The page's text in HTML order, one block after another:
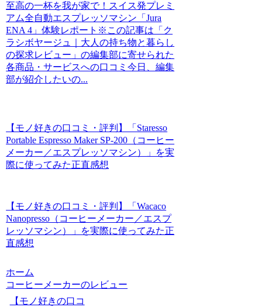
至高の一杯を我が家で！スイス発プレミ
アム全自動エスプレッソマシン「Jura
ENA 4」体験レポート※この記事は「ク
ラシボヤージュ｜大人の持ち物と暮らし
の探求レビュー」の編集部に寄せられた
各商品・サービスへの口コミ今日、編集
部が紹介したいの...
【モノ好きの口コミ・評判】「Staresso
Portable Espresso Maker SP-200（コーヒー
メーカー／エスプレッソマシン）」を実
際に使ってみた正直感想
【モノ好きの口コミ・評判】「Wacaco
Nanopresso（コーヒーメーカー／エスプ
レッソマシン）」を実際に使ってみた正
直感想
ホーム
コーヒーメーカーのレビュー
【モノ好きの口コ